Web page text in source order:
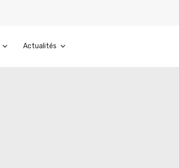
Actualités